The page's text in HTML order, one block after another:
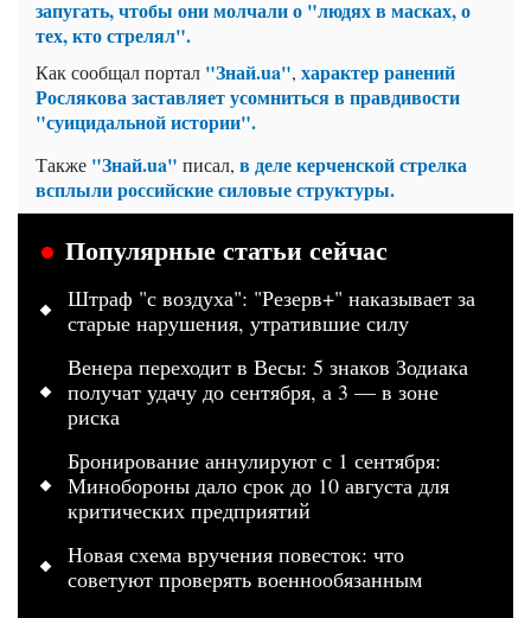
запугать, чтобы они молчали о "людях в масках, о
тех, кто стрелял".
Как сообщал портал "Знай.ua", характер ранений
Рослякова заставляет усомниться в правдивости
"суицидальной истории".
Также "Знай.ua" писал, в деле керченской стрелка
всплыли российские силовые структуры.
Популярные статьи сейчас
Штраф "с воздуха": "Резерв+" наказывает за
старые нарушения, утратившие силу
Венера переходит в Весы: 5 знаков Зодиака
получат удачу до сентября, а 3 — в зоне
риска
Бронирование аннулируют с 1 сентября:
Минобороны дало срок до 10 августа для
критических предприятий
Новая схема вручения повесток: что
советуют проверять военнообязанным